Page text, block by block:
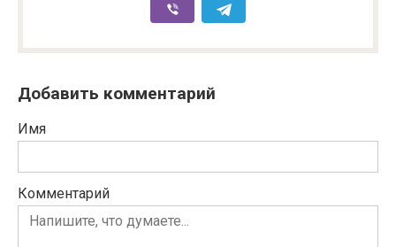
Добавить комментарий
Имя
Комментарий